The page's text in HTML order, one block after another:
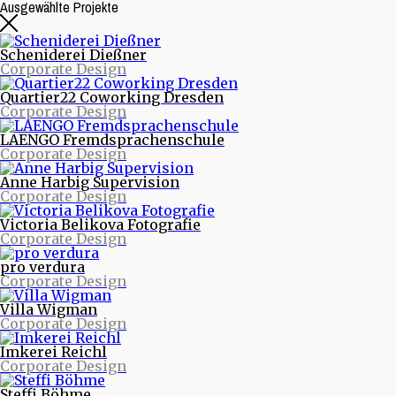
Ausgewählte Projekte
Scheniderei Dießner
Corporate Design
Quartier22 Coworking Dresden
Corporate Design
LAENGO Fremdsprachenschule
Corporate Design
Anne Harbig Supervision
Corporate Design
Victoria Belikova Fotografie
Corporate Design
pro verdura
Corporate Design
Villa Wigman
Corporate Design
Imkerei Reichl
Corporate Design
Beitragsarchive
Neueste Beiträge
Nachrichten aus Projekten
Starke Musik und starke Bilder - Eine neue Webseite
für die Quohren MPG
30/30 - 30 Logos - 30 Tage
purinto ist umgezogen
Logodesign für den Motion Designer und Regisseur
Dimitrij Schmunk
Warum Nachhaltigkeit Spaß macht oder mit dem
Fahrrad durchs Land